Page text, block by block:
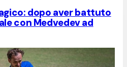
dopo aver battuto
con Medvedev ad